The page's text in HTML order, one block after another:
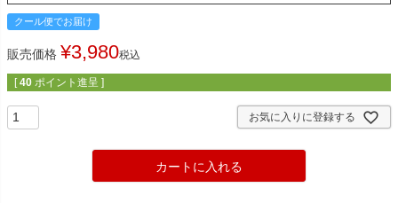
クール便でお届け
販売価格 ¥3,980税込
[ 40 ポイント進呈 ]
お気に入りに登録する
カートに入れる